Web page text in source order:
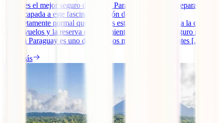
¿Cuál es el mejor seguro de viaje a Paraguay? Si estás preparando
una escapada a este fascinante rincón de Sudamérica, es
completamente normal que te hagas esta pregunta. Junto a la compra
de tus vuelos y la reserva de alojamiento, contratar un seguro para
viajar a Paraguay es uno de los pasos más importantes antes [...]
Leer más